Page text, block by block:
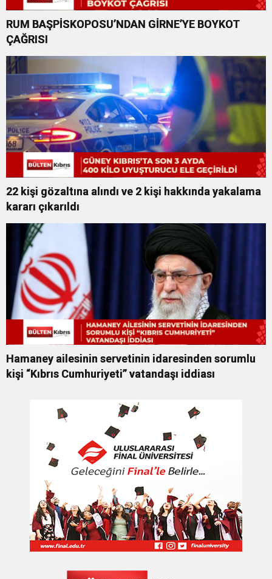
RUM BAŞPİSKOPOSU’NDAN GİRNE’YE BOYKOT
ÇAĞRISI
22 kişi gözaltına alındı ve 2 kişi hakkında yakalama
kararı çıkarıldı
Hamaney ailesinin servetinin idaresinden sorumlu
kişi “Kıbrıs Cumhuriyeti” vatandaşı iddiası